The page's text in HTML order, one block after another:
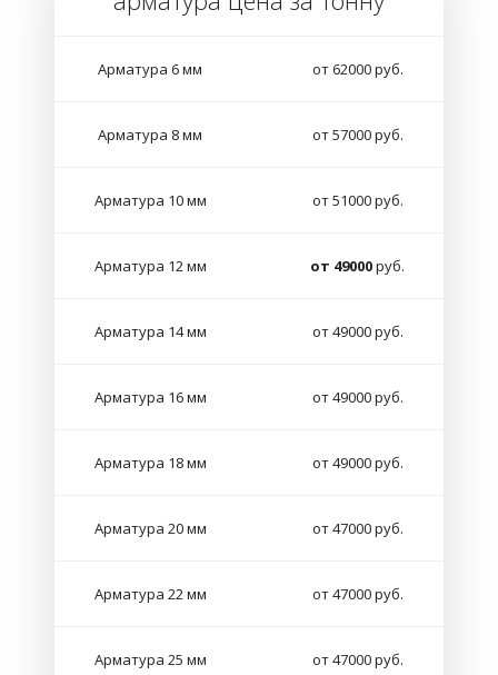
Арматура 6 мм от 62000 руб.
Арматура 8 мм от 57000 руб.
Арматура 10 мм от 51000 руб.
Арматура 12 мм от 49000руб.
Арматура 14 мм от 49000 руб.
Арматура 16 мм от 49000 руб.
Арматура 18 мм от 49000 руб.
Арматура 20 мм от 47000 руб.
Арматура 22 мм от 47000 руб.
Арматура 25 мм от 47000 руб.